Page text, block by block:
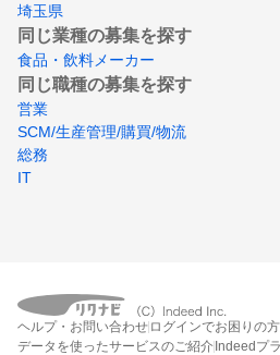
埼玉県
同じ業種の募集を探す
食品・飲料メーカー
同じ職種の募集を探す
営業
SCM/生産管理/購買/物流
総務
IT
ヘルプ・お問い合わせ ログインでお困りの
データを使ったサービスのご紹介Indeedプ